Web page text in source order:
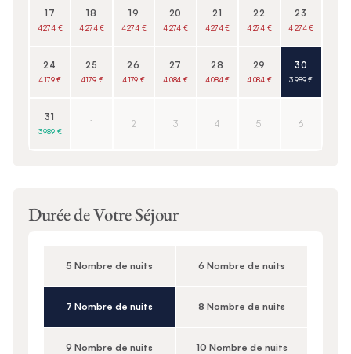
17
4 274 €
18
4 274 €
19
4 274 €
20
4 274 €
21
4 274 €
22
4 274 €
23
4 274 €
24
4 179 €
25
4 179 €
26
4 179 €
27
4 084 €
28
4 084 €
29
4 084 €
30
3 989 €
31
3 989 €
1 2 3 4 5 6
Durée de Votre Séjour
5 Nombre de nuits 6 Nombre de nuits
7 Nombre de nuits 8 Nombre de nuits
9 Nombre de nuits 10 Nombre de nuits